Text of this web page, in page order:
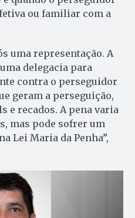
ou familiar com a
uma representação. A
delegacia para
contra o perseguidor
geram a perseguição,
e recados. A pena varia
mas pode sofrer um
Lei Maria da Penha”,